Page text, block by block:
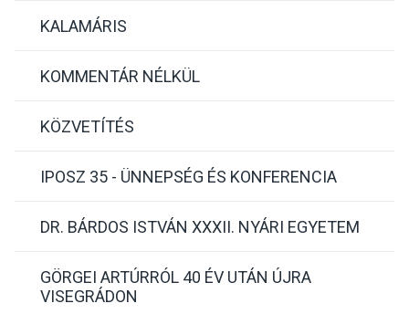
KALAMÁRIS
KOMMENTÁR NÉLKÜL
KÖZVETÍTÉS
IPOSZ 35 - ÜNNEPSÉG ÉS KONFERENCIA
DR. BÁRDOS ISTVÁN XXXII. NYÁRI EGYETEM
GÖRGEI ARTÚRRÓL 40 ÉV UTÁN ÚJRA
VISEGRÁDON